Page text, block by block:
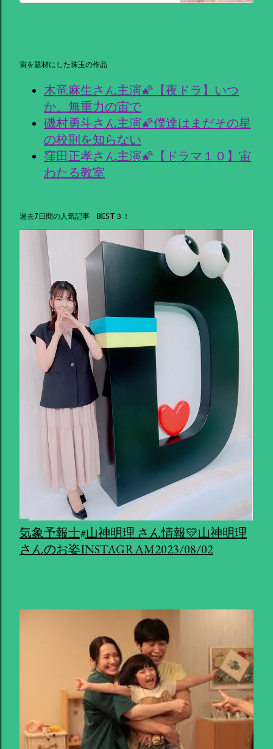
宙を題材にした珠玉の作品
木竜麻生さん主演🌠【夜ドラ】いつ
か、無重力の宙で
磯村勇斗さん主演🌠僕達はまだその星
の校則を知らない
窪田正孝さん主演🌠【ドラマ１０】宙
わたる教室
過去7日間の人気記事 BEST３！
気象予報士#山神明理 さん情報💛山神明理
さんのお姿INSTAGRAM2023/08/02